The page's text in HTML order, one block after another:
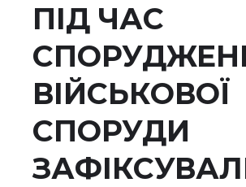
ПІД ЧАС
ВІЙСЬКОВОЇ
СПОРУДИ